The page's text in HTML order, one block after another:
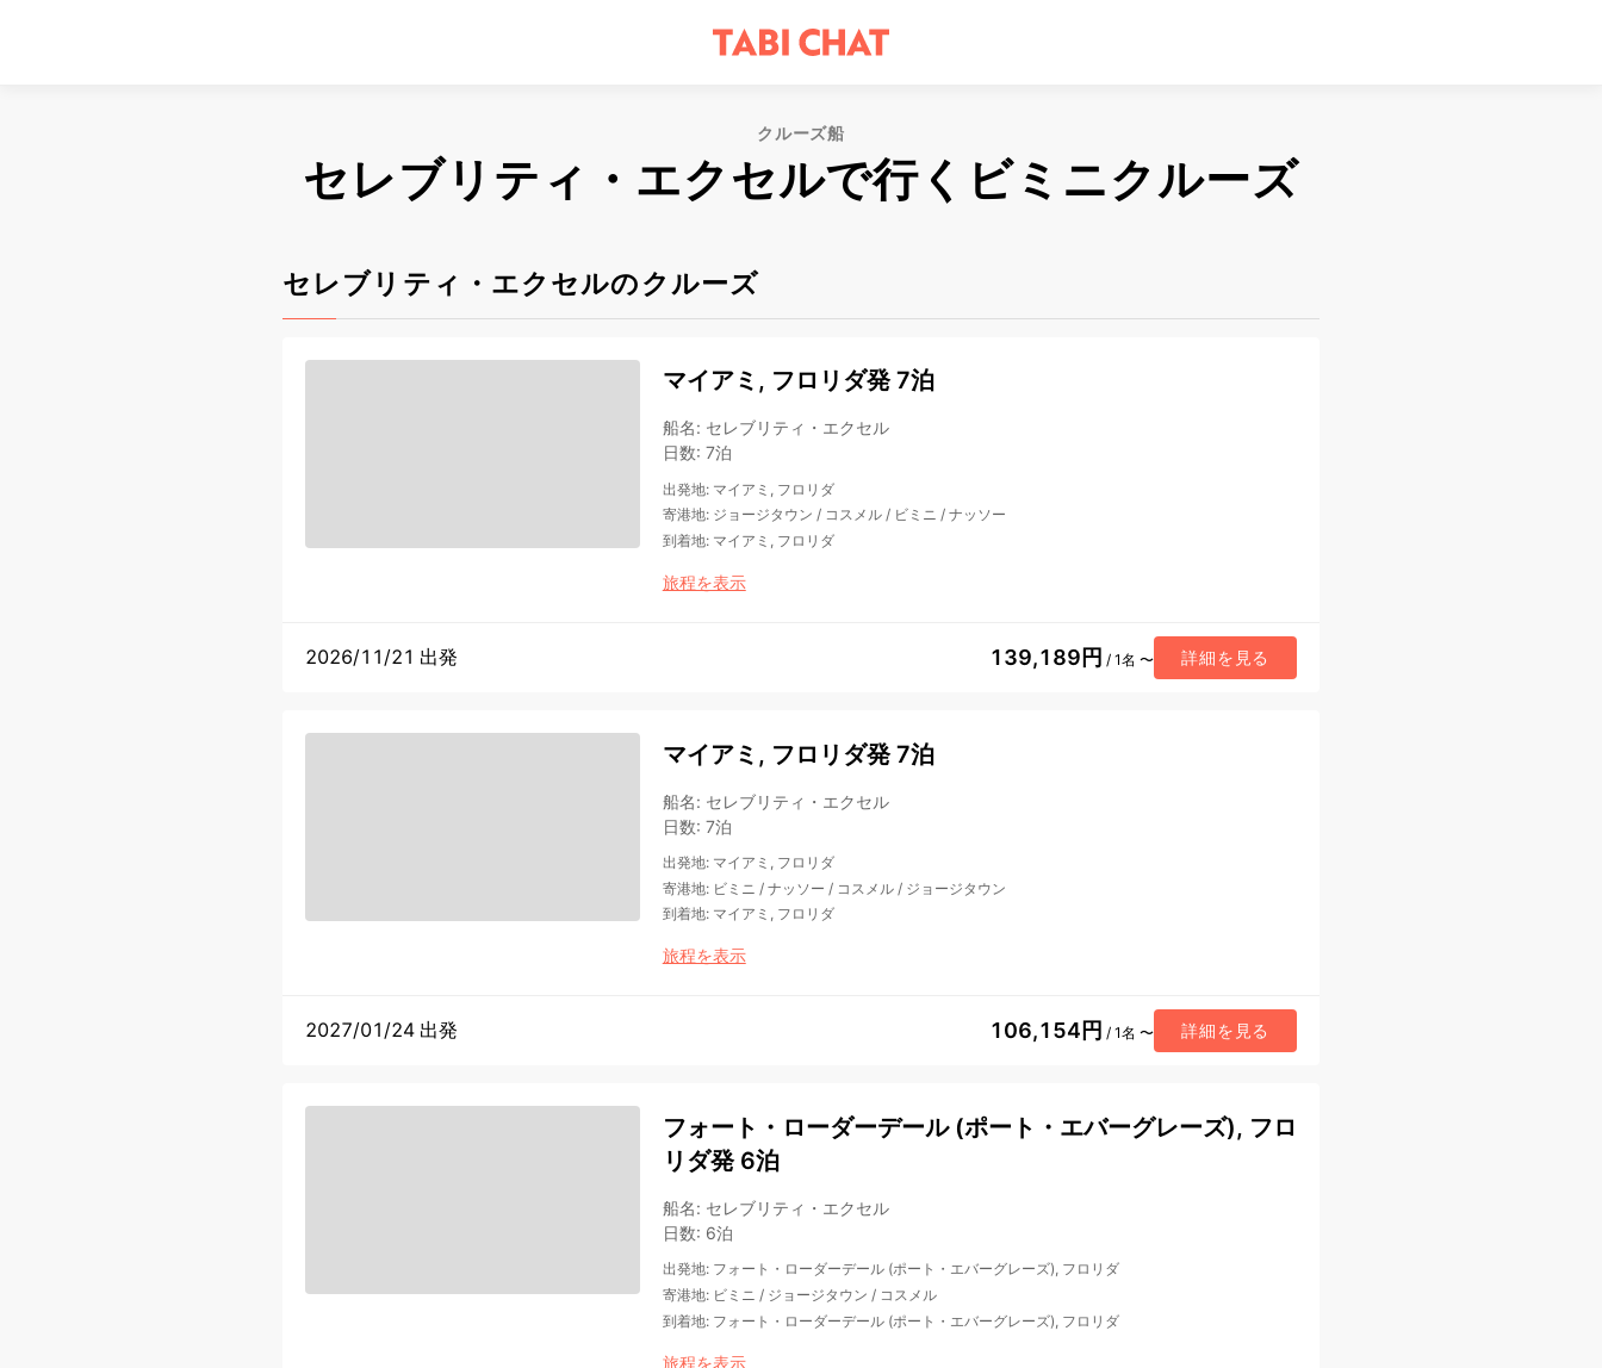
クルーズ船
セレブリティ・エクセルで行くビミニクルーズ
セレブリティ・エクセルのクルーズ
マイアミ, フロリダ発 7泊
船名: セレブリティ・エクセル
日数: 7泊
出発地: マイアミ, フロリダ
寄港地: ジョージタウン / コスメル/ ビミニ / ナッソー
到着地: マイアミ, フロリダ
旅程を表示
2026/11/21 出発 139,189円 / 1名 〜 詳細を見る
マイアミ, フロリダ発 7泊
船名: セレブリティ・エクセル
日数: 7泊
出発地: マイアミ, フロリダ
寄港地: ビミニ / ナッソー / コスメル/ ジョージタウン
到着地: マイアミ, フロリダ
旅程を表示
2027/01/24 出発 106,154円 / 1名 〜 詳細を見る
フォート・ローダーデール (ポート・エバーグレーズ), フロ
リダ発 6泊
船名: セレブリティ・エクセル
日数: 6泊
出発地: フォート・ローダーデール (ポート・エバーグレーズ), フロリダ
寄港地: ビミニ / ジョージタウン / コスメル
到着地: フォート・ローダーデール (ポート・エバーグレーズ), フロリダ
旅程を表示